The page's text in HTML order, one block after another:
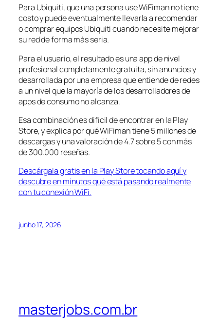
Para Ubiquiti, que una persona use WiFiman no tiene
costo y puede eventualmente llevarla a recomendar
o comprar equipos Ubiquiti cuando necesite mejorar
su red de forma más seria.
Para el usuario, el resultado es una app de nivel
profesional completamente gratuita, sin anuncios y
desarrollada por una empresa que entiende de redes
a un nivel que la mayoría de los desarrolladores de
apps de consumo no alcanza.
Esa combinación es difícil de encontrar en la Play
Store, y explica por qué WiFiman tiene 5 millones de
descargas y una valoración de 4.7 sobre 5 con más
de 300.000 reseñas.
Descárgala gratis en la Play Store tocando aquí y
descubre en minutos qué está pasando realmente
con tu conexión WiFi.
junho 17, 2026
masterjobs.com.br